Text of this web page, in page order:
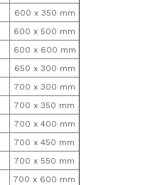
600 x 350 mm
600 x 500 mm
600 x 600 mm
650 x 300 mm
700 x 300 mm
700 x 350 mm
700 x 400 mm
700 x 450 mm
700 x 550 mm
700 x 600 mm